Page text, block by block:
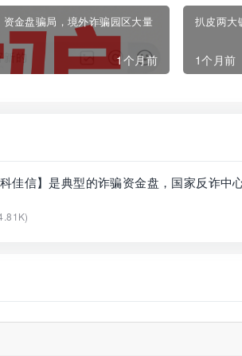
金盘骗局，境外诈骗园区大量
1个月前
扒皮两大
1个月前
佳信】是典型的诈骗资金盘，国家反诈中